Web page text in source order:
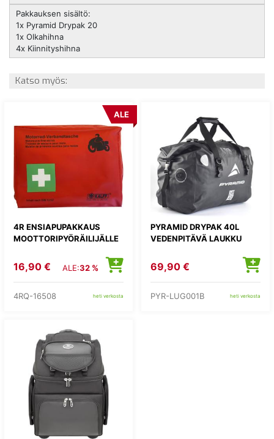
Pakkauksen sisältö:
1x Pyramid Drypak 20
1x Olkahihna
4x Kiinnityshihna
Katso myös:
4R ENSIAPUPAKKAUS
MOOTTORIPYÖRÄILIJÄLLE
ALE
16,90 € ALE:32 %
4RQ-16508 heti verkosta
PYRAMID DRYPAK 40L
VEDENPITÄVÄ LAUKKU
69,90 €
PYR-LUG001B heti verkosta